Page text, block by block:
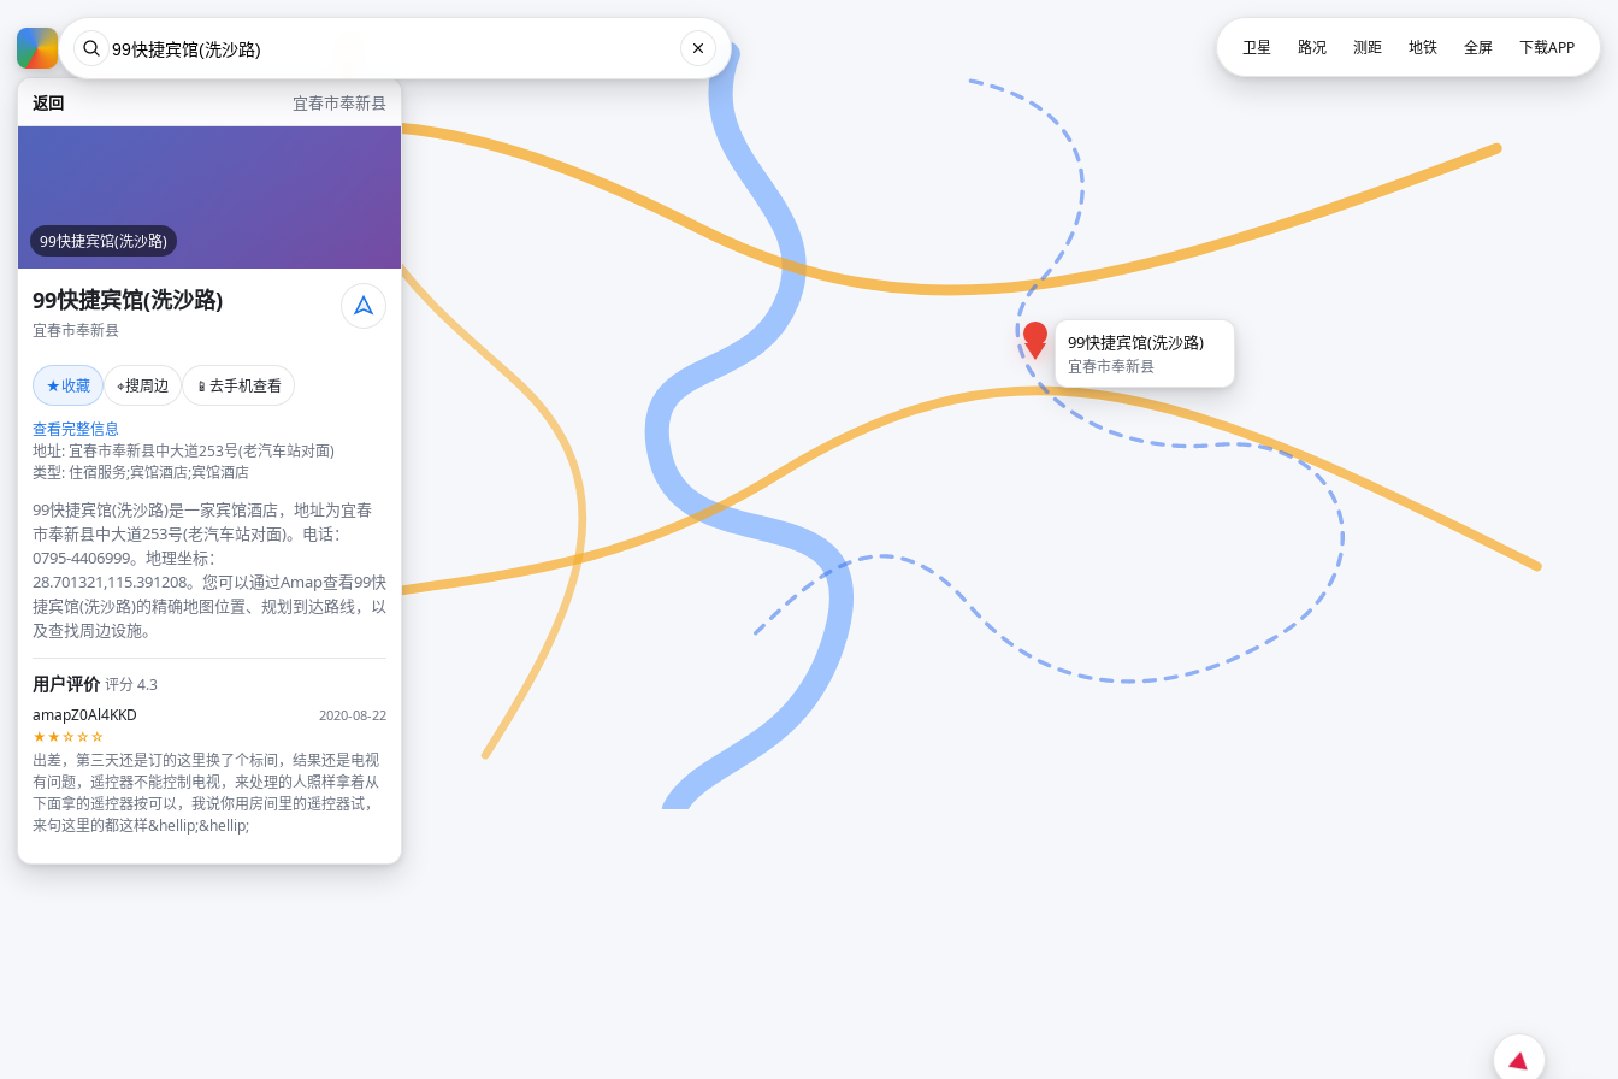
返回 宜春市奉新县
99快捷宾馆(洗沙路)
99快捷宾馆(洗沙路)
宜春市奉新县
★收藏 ⌖搜周边 📱 去手机查看
查看完整信息
地址: 宜春市奉新县中大道253号(老汽车站对面)
类型: 住宿服务;宾馆酒店;宾馆酒店
99快捷宾馆(洗沙路)是一家宾馆酒店，地址为宜春
市奉新县中大道253号(老汽车站对面)。电话：
0795-4406999。地理坐标：
28.701321,115.391208。您可以通过Amap查看99快
捷宾馆(洗沙路)的精确地图位置、规划到达路线，以
及查找周边设施。
用户评价评分 4.3
amapZ0Al4KKD
2020-08-22
★★☆☆☆
出差，第三天还是订的这里换了个标间，结果还是电视
有问题，遥控器不能控制电视，来处理的人照样拿着从
下面拿的遥控器按可以，我说你用房间里的遥控器试，
来句这里的都这样&hellip;&hellip;
99快捷宾馆(洗沙路)
宜春市奉新县
卫星 路况 测距 地铁 全屏 下载APP